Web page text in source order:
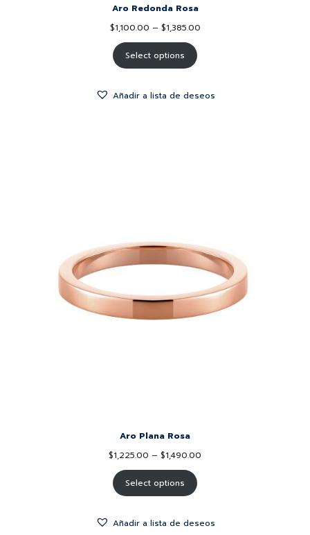
Aro Redonda Rosa
$1,100.00 – $1,385.00
Select options
Añadir a lista de deseos
Aro Plana Rosa
$1,225.00 – $1,490.00
Select options
Añadir a lista de deseos